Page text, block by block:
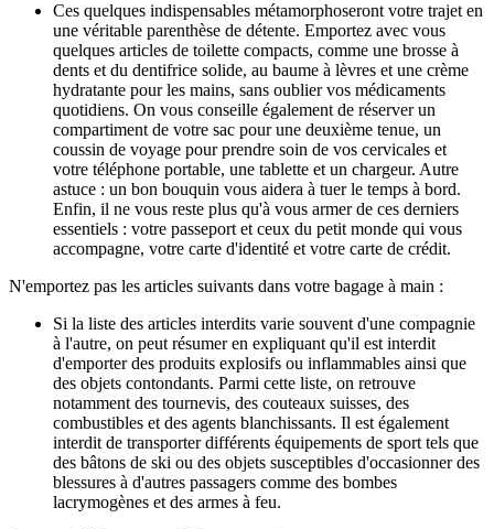
Ces quelques indispensables métamorphoseront votre trajet en
une véritable parenthèse de détente. Emportez avec vous
quelques articles de toilette compacts, comme une brosse à
dents et du dentifrice solide, au baume à lèvres et une crème
hydratante pour les mains, sans oublier vos médicaments
quotidiens. On vous conseille également de réserver un
compartiment de votre sac pour une deuxième tenue, un
coussin de voyage pour prendre soin de vos cervicales et
votre téléphone portable, une tablette et un chargeur. Autre
astuce : un bon bouquin vous aidera à tuer le temps à bord.
Enfin, il ne vous reste plus qu'à vous armer de ces derniers
essentiels : votre passeport et ceux du petit monde qui vous
accompagne, votre carte d'identité et votre carte de crédit.
N'emportez pas les articles suivants dans votre bagage à main :
Si la liste des articles interdits varie souvent d'une compagnie
à l'autre, on peut résumer en expliquant qu'il est interdit
d'emporter des produits explosifs ou inflammables ainsi que
des objets contondants. Parmi cette liste, on retrouve
notamment des tournevis, des couteaux suisses, des
combustibles et des agents blanchissants. Il est également
interdit de transporter différents équipements de sport tels que
des bâtons de ski ou des objets susceptibles d'occasionner des
blessures à d'autres passagers comme des bombes
lacrymogènes et des armes à feu.